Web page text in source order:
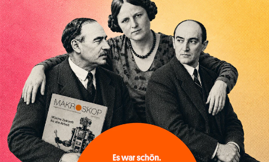
Inhaltsverzeichnis
postkeynesianischen
Perspektive und ist damit
in Deutschland einzigartig.
MAKROSKOP steht für
das große Ganze. Wir
haben einen Blick auf
Geld, Wirtschaft und
Politik, den Sie so
woanders nicht finden.
Dabei leben wir von
unseren Autoren, ihren
eingerichtet haben. Wir
öffnen Fenster und
bringen frische Luft in die
engen und verstaubten
Debattenräume.
Brauchen Sie auch frische
Luft? Dann folgen Sie
einfach dem Button.
ABONNIEREN SIE